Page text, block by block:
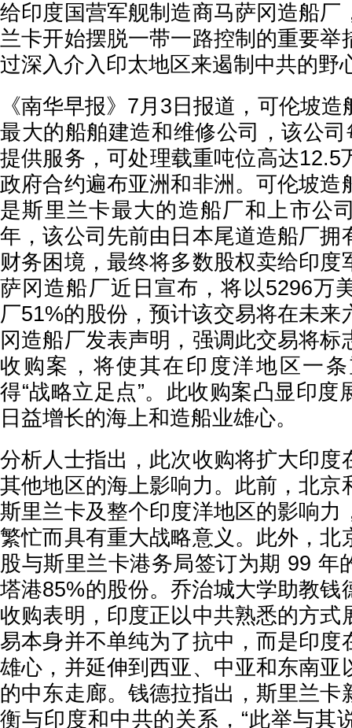
给印度国营军舰制造商马萨冈造船厂
兰卡开始摆脱一带一路控制的重要举
过深入介入印太地区来遏制中共的野
《南华早报》7月3日报道，可伦坡
最大的船舶建造和维修公司，该公
提供服务，可处理载重吨位高达12.5
政府合约遍布亚洲和非洲。可伦坡造
是斯里兰卡最大的造船厂和上市公
年，该公司先前由日本尾道造船厂拥
财务困境，最终将多数股权卖给印度
萨冈造船厂近日宣布，将以5296万
厂51%的股份，预计该交易将在未来
冈造船厂发表声明，强调此交易将标
收购案，将使其在印度洋地区一
得“战略立足点”。此收购案凸显印度
日益增长的海上和造船业雄心。
分析人士指出，此次收购将扩大印度
其他地区的海上影响力。此前，北京
斯里兰卡及整个印度洋地区的影响力
繁忙而具有重大战略意义。此外，北
股与斯里兰卡港务局签订为期 99 年
塔港85%的股份。乔治城大学助教钱
收购表明，印度正以中共熟悉的方式
易本身并不单纯为了抗中，而是印度
雄心，并延伸到西亚、中亚和东南亚
的中东走廊。钱德拉指出，斯里兰卡
衡与印度和中共的关系，“此举与其